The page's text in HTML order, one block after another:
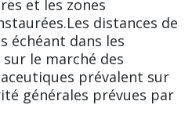
et les zones
distances de
échéant dans les
le marché des
prévalent sur
générales prévues par